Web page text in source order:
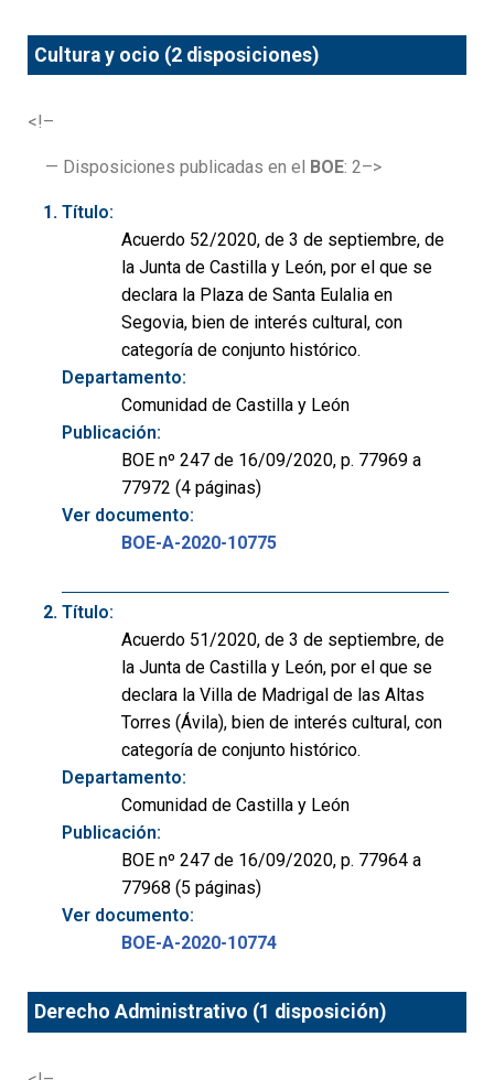
Cultura y ocio (2 disposiciones)
<!–
— Disposiciones publicadas en el BOE: 2–>
Título:
Acuerdo 52/2020, de 3 de septiembre, de
la Junta de Castilla y León, por el que se
declara la Plaza de Santa Eulalia en
Segovia, bien de interés cultural, con
categoría de conjunto histórico.
Departamento:
Comunidad de Castilla y León
Publicación:
BOE nº 247 de 16/09/2020, p. 77969 a
77972 (4 páginas)
Ver documento:
BOE-A-2020-10775
Título:
Acuerdo 51/2020, de 3 de septiembre, de
la Junta de Castilla y León, por el que se
declara la Villa de Madrigal de las Altas
Torres (Ávila), bien de interés cultural, con
categoría de conjunto histórico.
Departamento:
Comunidad de Castilla y León
Publicación:
BOE nº 247 de 16/09/2020, p. 77964 a
77968 (5 páginas)
Ver documento:
BOE-A-2020-10774
Derecho Administrativo (1 disposición)